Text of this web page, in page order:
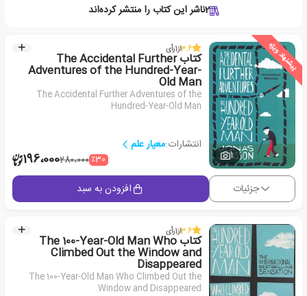
2ناشر این کتاب را منتشر کرده‌اند
پیشنهاد ویژه
1
3.6از1رأی
کتاب The Accidental Further
Adventures of the Hundred-Year-
Old Man
The Accidental Further Adventures of the
Hundred-Year-Old Man
انتشارات:معیار علم
٪30280،000196،000
جزئیات افزودن به سبد
3.6از1رأی
کتاب The 100-Year-Old Man Who
Climbed Out the Window and
Disappeared
The 100-Year-Old Man Who Climbed Out the
Window and Disappeared